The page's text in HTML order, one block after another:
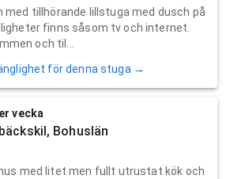
med tillhörande lillstuga med dusch på
finns såsom tv och internet.
och til...
för denna stuga →
vecka
Bohuslän
med litet men fullt utrustat kök och